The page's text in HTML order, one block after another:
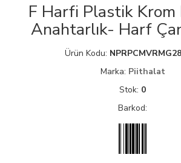
F Harfi Plastik Krom
Anahtarlık- Harf
Ürün Kodu:
Marka: Piithalat
Stok: 0
Barkod: